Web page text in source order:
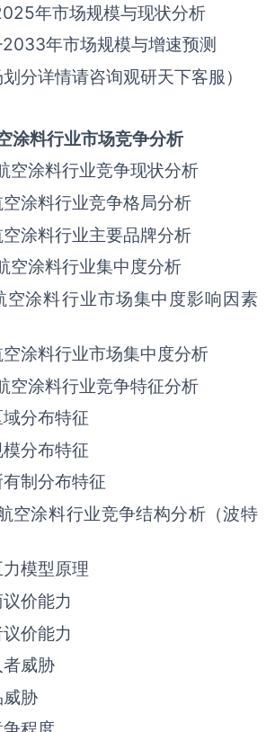
年市场规模与现状分析
年市场规模与增速预测
划分详情请咨询观研天下客服）
涂料行业市场竞争分析
空涂料‌‌‌行业竞争现状分析
涂料‌‌‌行业竞争格局分析
涂料‌‌‌行业主要品牌分析
空涂料‌‌‌行业集中度分析
空涂料‌‌‌行业市场集中度影响因素
涂料‌‌‌行业市场集中度分析
空涂料‌‌‌行业竞争特征分析
分布特征
分布特征
制分布特征
空涂料‌‌‌行业竞争结构分析（波特
模型原理
价能力
价能力
威胁
胁